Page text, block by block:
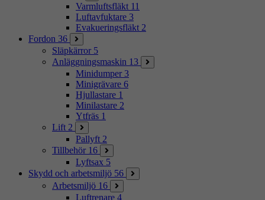
Varmluftsfläkt 11
Luftavfuktare 3
Evakueringsfläkt 2
Fordon 36
Släpkärror 5
Anläggningsmaskin 13
Minidumper 3
Minigrävare 6
Hjullastare 1
Minilastare 2
Ytfräs 1
Lift 2
Pallyft 2
Tillbehör 16
Lyftsax 5
Skydd och arbetsmiljö 56
Arbetsmiljö 16
Luftrenare 4